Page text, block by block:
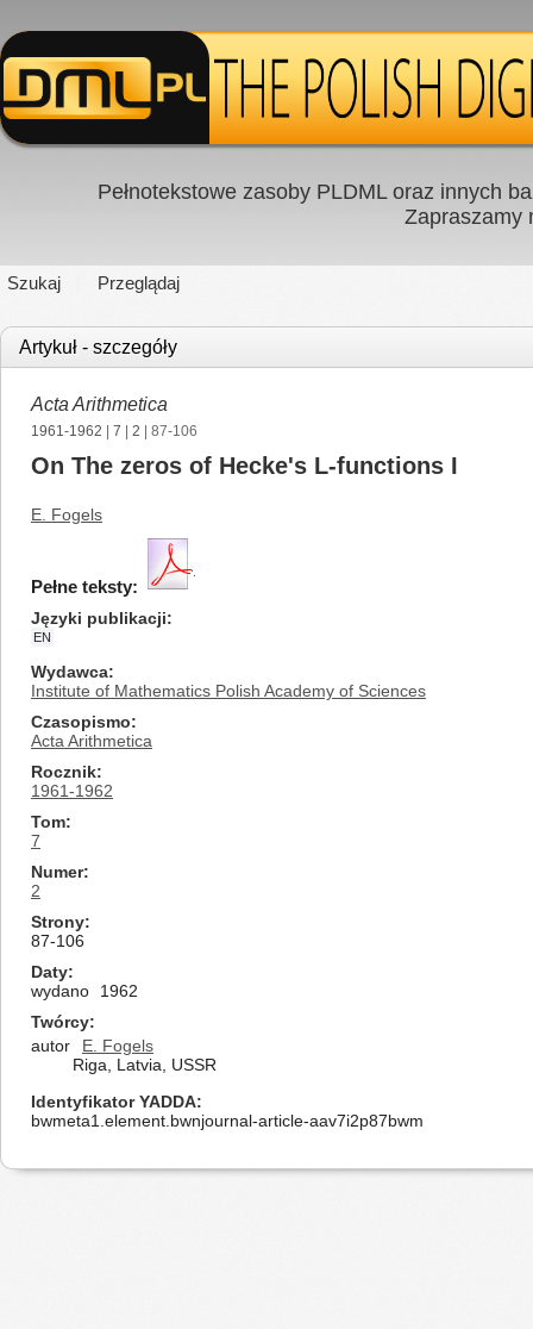
Pełnotekstowe zasoby PLDML oraz innych
Zapraszamy
Szukaj Przeglądaj
Artykuł - szczegóły
Acta Arithmetica
1961-1962 7 2 | 87-106
On The zeros of Hecke's L-functions I
E. Fogels
Pełne teksty:
Języki publikacji
EN
Wydawca
Institute of Mathematics Polish Academy of Sciences
Czasopismo
Acta Arithmetica
Rocznik
1961-1962
Tom
7
Numer
2
Strony
87-106
Daty
wydano
1962
Twórcy
autor
E. Fogels
Riga, Latvia, USSR
Identyfikator YADDA
bwmeta1.element.bwnjournal-article-aav7i2p87bwm